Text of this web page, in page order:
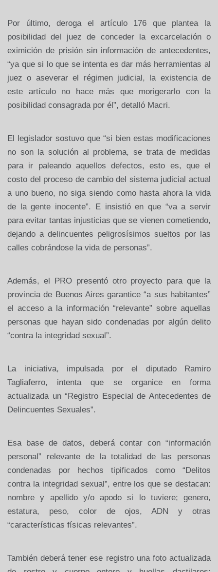
Por último, deroga el artículo 176 que plantea la
posibilidad del juez de conceder la excarcelación o
eximición de prisión sin información de antecedentes,
“ya que si lo que se intenta es dar más herramientas al
juez o aseverar el régimen judicial, la existencia de
este artículo no hace más que morigerarlo con la
posibilidad consagrada por él”, detalló Macri.
El legislador sostuvo que “si bien estas modificaciones
no son la solución al problema, se trata de medidas
para ir paleando aquellos defectos, esto es, que el
costo del proceso de cambio del sistema judicial actual
a uno bueno, no siga siendo como hasta ahora la vida
de la gente inocente”. E insistió en que “va a servir
para evitar tantas injusticias que se vienen cometiendo,
dejando a delincuentes peligrosísimos sueltos por las
calles cobrándose la vida de personas”.
Además, el PRO presentó otro proyecto para que la
provincia de Buenos Aires garantice “a sus habitantes”
el acceso a la información “relevante” sobre aquellas
personas que hayan sido condenadas por algún delito
“contra la integridad sexual”.
La iniciativa, impulsada por el diputado Ramiro
Tagliaferro, intenta que se organice en forma
actualizada un “Registro Especial de Antecedentes de
Delincuentes Sexuales”.
Esa base de datos, deberá contar con “información
personal” relevante de la totalidad de las personas
condenadas por hechos tipificados como “Delitos
contra la integridad sexual”, entre los que se destacan:
nombre y apellido y/o apodo si lo tuviere; genero,
estatura, peso, color de ojos, ADN y otras
“características físicas relevantes”.
También deberá tener ese registro una foto actualizada